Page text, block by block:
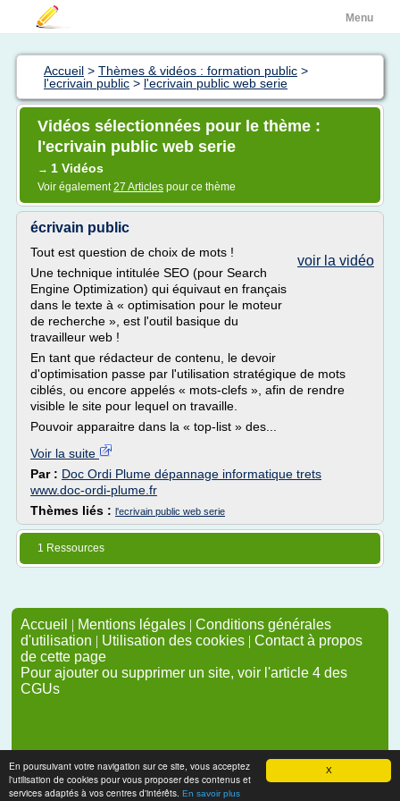
X
En poursuivant votre navigation sur ce site, vous acceptez
l'utilisation de cookies pour vous proposer des contenus et
services adaptés à vos centres d'intérêts. En savoir plus
Menu
Accueil > Thèmes & vidéos : formation public >
l'ecrivain public > l'ecrivain public web serie
Vidéos sélectionnées pour le thème :
l'ecrivain public web serie
→ 1 Vidéos
Voir également27 Articles pour ce thème
écrivain public
voir la vidéo
Tout est question de choix de mots !
Une technique intitulée SEO (pour Search
Engine Optimization) qui équivaut en français
dans le texte à « optimisation pour le moteur
de recherche », est l'outil basique du
travailleur web !
En tant que rédacteur de contenu, le devoir
d'optimisation passe par l'utilisation stratégique de mots
ciblés, ou encore appelés « mots-clefs », afin de rendre
visible le site pour lequel on travaille.
Pouvoir apparaitre dans la « top-list » des...
Voir la suite
Par : Doc Ordi Plume dépannage informatique trets
www.doc-ordi-plume.fr
Thèmes liés : l'ecrivain public web serie
1 Ressources
Accueil | Mentions légales | Conditions générales
d'utilisation | Utilisation des cookies | Contact à propos
de cette page
Pour ajouter ou supprimer un site, voir l'article 4 des
CGUs